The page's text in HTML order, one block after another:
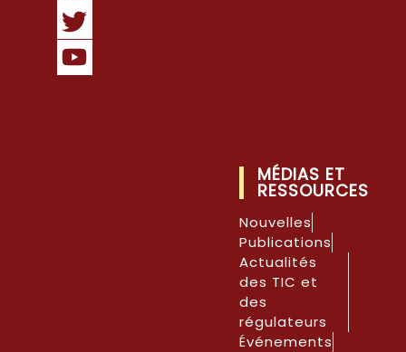
MÉDIAS ET
RESSOURCES
Nouvelles
Publications
Actualités
des TIC et
des
régulateurs
Événements